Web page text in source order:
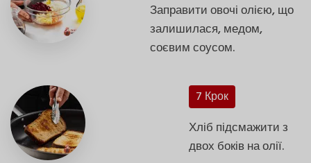
Заправити овочі олією, що
залишилася, медом,
соєвим соусом.
7 Крок
Хліб підсмажити з
двох боків на олії.